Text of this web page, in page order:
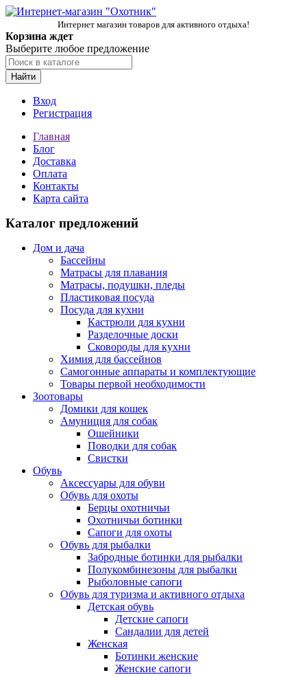
Интернет магазин товаров для активного отдыха!
Корзина ждет
Выберите любое предложение
Найти
Вход
Регистрация
Главная
Блог
Доставка
Оплата
Контакты
Карта сайта
Каталог предложений
Дом и дача
Бассейны
Матрасы для плавания
Матрасы, подушки, пледы
Пластиковая посуда
Посуда для кухни
Кастрюли для кухни
Разделочные доски
Сковороды для кухни
Химия для бассейнов
Самогонные аппараты и комплектующие
Товары первой необходимости
Зоотовары
Домики для кошек
Амуниция для собак
Ошейники
Поводки для собак
Свистки
Обувь
Аксессуары для обуви
Обувь для охоты
Берцы охотничьи
Охотничьи ботинки
Сапоги для охоты
Обувь для рыбалки
Забродные ботинки для рыбалки
Полукомбинезоны для рыбалки
Рыболовные сапоги
Обувь для туризма и активного отдыха
Детская обувь
Детские сапоги
Сандалии для детей
Женская
Ботинки женские
Женские сапоги